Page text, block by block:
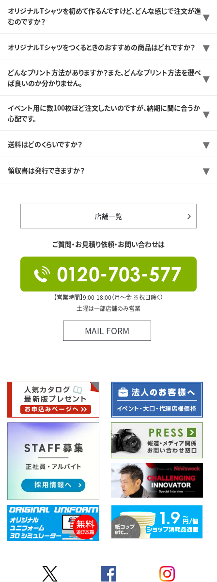
オリジナルTシャツを初めて作るんですけど、どんな感じで注文が進
むのですか？
オリジナルTシャツをつくるときのおすすめの商品はどれですか？
どんなプリント方法がありますか？また、どんなプリント方法を選べ
ば良いのか分かりません。
イベント用に数100枚ほど注文したいのですが、納期に間に合うか
心配です。
送料はどのくらいですか？
領収書は発行できますか？
店舗一覧
ご質問・お見積り依頼・お問い合わせは
【営業時間】9:00-18:00（月～金 ※祝日除く）
土曜は一部店舗のみ営業
MAIL FORM